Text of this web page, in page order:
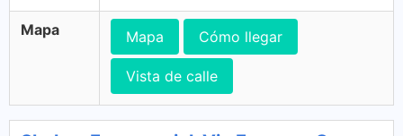
Mapa Mapa Cómo llegar
Vista de calle